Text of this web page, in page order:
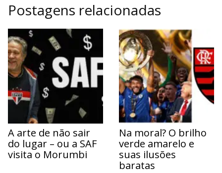
Postagens relacionadas
A arte de não sair
do lugar – ou a SAF
visita o Morumbi
Na moral? O brilho
verde amarelo e
suas ilusões
baratas